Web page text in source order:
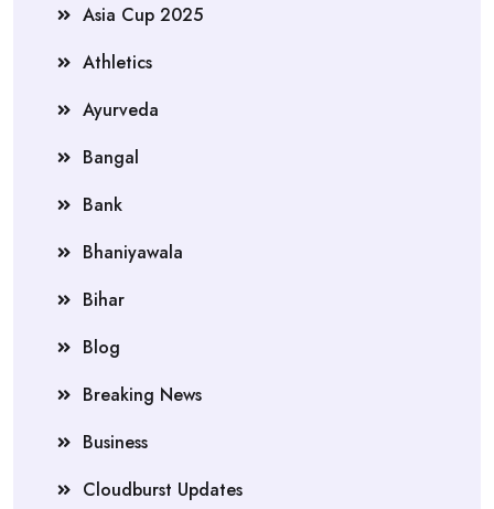
Asia Cup 2025
Athletics
Ayurveda
Bangal
Bank
Bhaniyawala
Bihar
Blog
Breaking News
Business
Cloudburst Updates